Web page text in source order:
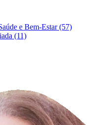
e Bem-Estar (57)
(11)